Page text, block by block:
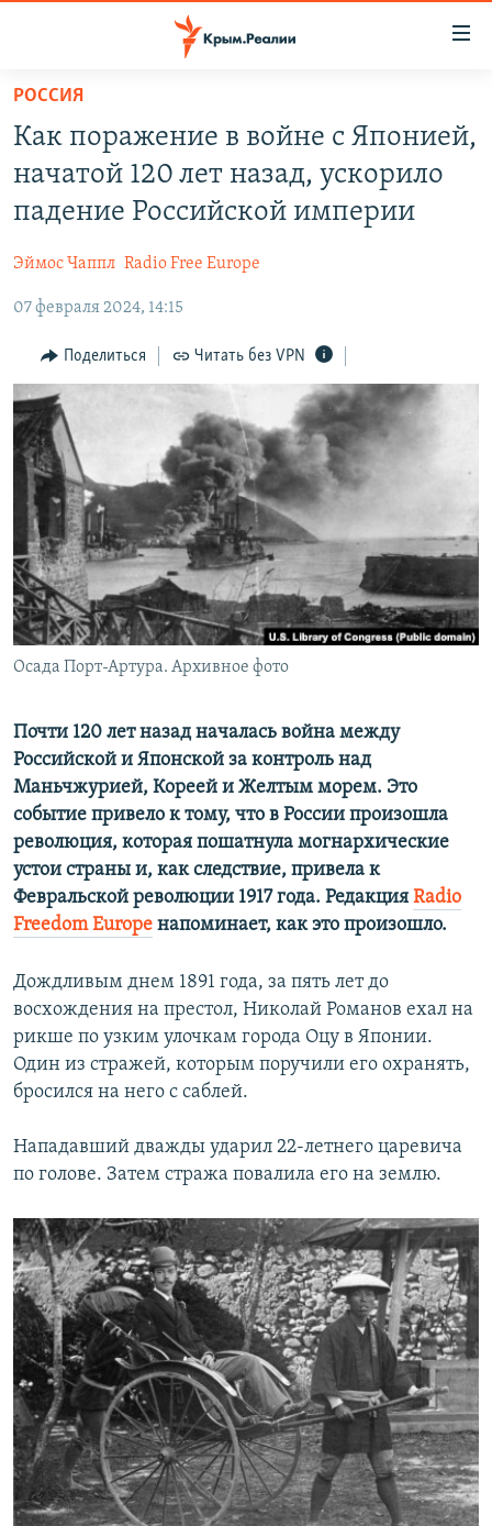
Вернуться
основному
содержанию
главной
Вернутся
поиску
СПЕЦПРОЕКТЫ
11 ЛЕТ ОККУПАЦИИ КРЫМА. 11 ИСТОРИЙ СОПРОТИВЛЕНИЯ
ЕЩЕ
ИНТЕРАКТИВ
ИНФОГРАФИКА
ТЕЛЕПРОЕКТ КРЫМ.РЕАЛИИ
СОВЕТЫ ПРАВОЗАЩИТНИКОВ
ПРОПАВШИЕ БЕЗ ВЕСТИ
ПОБЕДИТЕЛЕЙ НЕ СУДЯТ?
КРЫМ.НЕПОКОРЕННЫЙ
ELIFBE
УКРАИНСКАЯ ПРОБЛЕМА КРЫМА
РАДІО СВОБОДА
КАК ОБОЙТИ БЛОКИРОВКУ
Українською
Qırımtatar
ПРИСОЕДИНЯЙТЕСЬ!
Все сайты RFE/RL
РОССИЯ
Как поражение в войне с Японией,
начатой 120 лет назад, ускорило
падение Российской империи
Эймос Чаппл Radio Free Europe
07 февраля 2024, 14:15
Поделиться Читать без VPN
Осада Порт-Артура. Архивное фото
Почти 120 лет назад началась война между
Российской и Японской за контроль над
Маньчжурией, Кореей и Желтым морем. Это
событие привело к тому, что в России произошла
революция, которая пошатнула могнархические
устои страны и, как следствие, привела к
Февральской революции 1917 года. Редакция Radio
Freedom Europe напоминает, как это произошло.
Дождливым днем 1891 года, за пять лет до
восхождения на престол, Николай Романов ехал на
рикше по узким улочкам города Оцу в Японии.
Один из стражей, которым поручили его охранять,
бросился на него с саблей.
Нападавший дважды ударил 22-летнего царевича
по голове. Затем стража повалила его на землю.